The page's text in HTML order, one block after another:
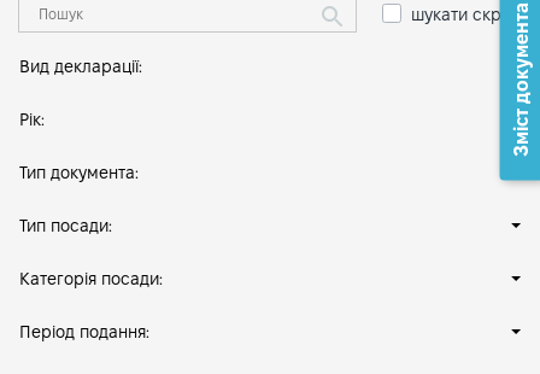
шукати скрізь
Вид декларації:
Рік:
Тип документа:
Тип посади:
Категорія посади:
Період подання:
Зміст документа